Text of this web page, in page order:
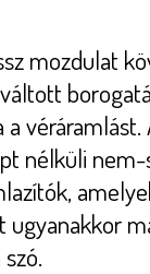
mozdulat
nélküli